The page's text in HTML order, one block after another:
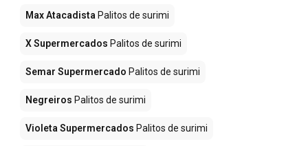
Max Atacadista Palitos de surimi
X Supermercados Palitos de surimi
Semar Supermercado Palitos de surimi
Negreiros Palitos de surimi
Violeta Supermercados Palitos de surimi